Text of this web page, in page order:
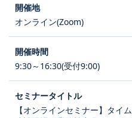
オンライン(Zoom)
9:30～16:30(受付9:00)
【オンラインセミナー】タイ